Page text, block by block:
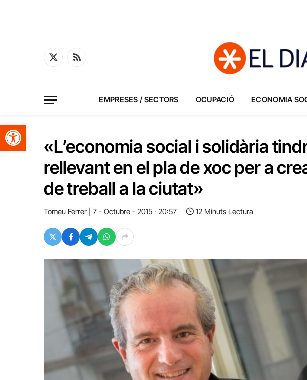
Obre la barra d'eines
X
RSS
EMPRESES / SECTORS OCUPACIÓ ECONOMIA
«L’economia social i solidària
rellevant en el pla de xoc per a
de treball a la ciutat»
Tomeu Ferrer 7 - Octubre - 2015 · 20:57 12 Minuts Lectura